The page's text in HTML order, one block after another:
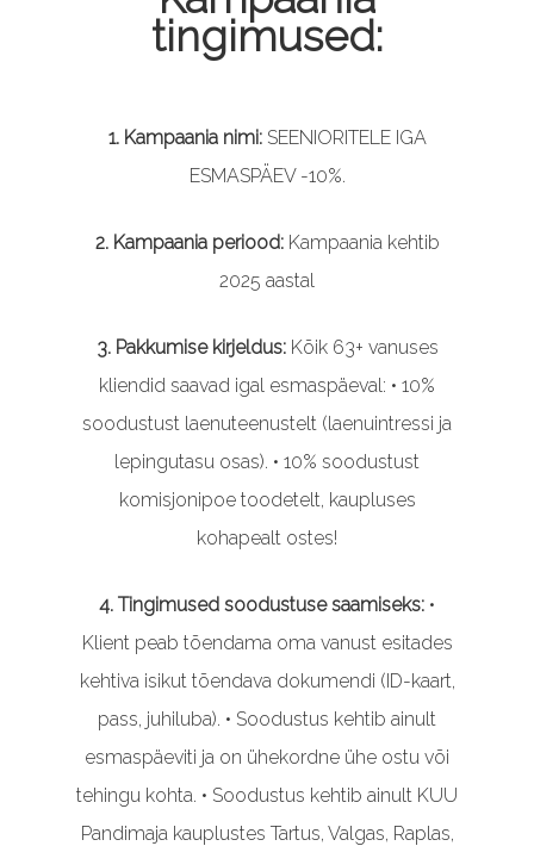
tingimused:
1. Kampaania nimi:SEENIORITELE IGA
ESMASPÄEV -10%.
2. Kampaania periood:Kampaania kehtib
2025 aastal
3. Pakkumise kirjeldus:Kõik 63+ vanuses
kliendid saavad igal esmaspäeval: • 10%
soodustust laenuteenustelt (laenuintressi ja
lepingutasu osas). • 10% soodustust
komisjonipoe toodetelt, kaupluses
kohapealt ostes!
4. Tingimused soodustuse saamiseks: •
Klient peab tõendama oma vanust esitades
kehtiva isikut tõendava dokumendi (ID-kaart,
pass, juhiluba). • Soodustus kehtib ainult
esmaspäeviti ja on ühekordne ühe ostu või
tehingu kohta. • Soodustus kehtib ainult KUU
Pandimaja kauplustes Tartus, Valgas, Raplas,